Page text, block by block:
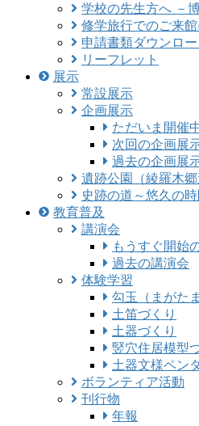
学校の先生方へ －
修学旅行でのご来
申請書類ダウンロー
リーフレット
展示
常設展示
企画展示
ただいま開催
次回の企画展
過去の企画展
遺跡公園（綾羅木郷
史跡の道～悠久の
教育普及
講演会
もうすぐ開始
過去の講演会
体験学習
勾玉（まがた
土笛づくり
土器づくり
竪穴住居模型
土器文様ペン
ボランティア活動
刊行物
年報